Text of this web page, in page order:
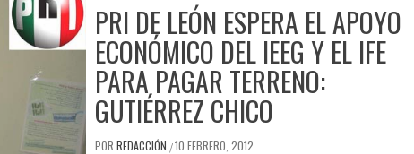
PRI DE LEÓN ESPERA EL APOYO
ECONÓMICO DEL IEEG Y EL IFE
PARA PAGAR TERRENO:
GUTIÉRREZ CHICO
POR REDACCIÓN /10 FEBRERO, 2012